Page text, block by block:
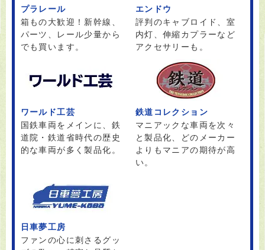
プラレール
箱もの大歓迎！新幹線、
パーツ、レール少量から
でも買います。
エンドウ
評判のキャブロイド、室
内灯、伸縮カプラーなど
アクセサリーも。
ワールド工芸
国鉄車両をメインに、鉄
道院・鉄道省時代の歴史
的な車両が多く製品化。
鉄道コレクション
マニアックな車両を次々
と製品化、どのメーカー
よりもマニアの期待が高
い。
日車夢工房
ファンの心に刺さるグッ